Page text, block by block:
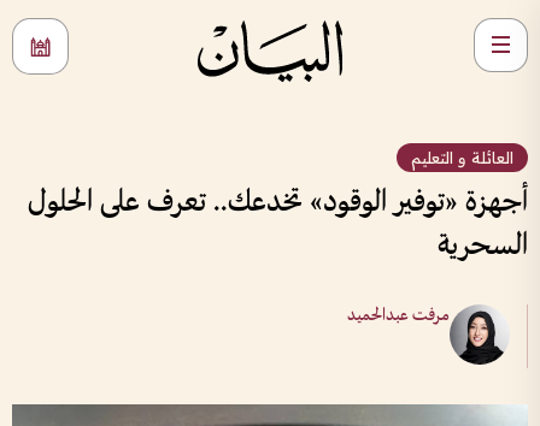
العائلة و التعليم
أجهزة «توفير الوقود» تخدعك.. تعرف على الحلول
السحرية
مرفت عبدالحميد